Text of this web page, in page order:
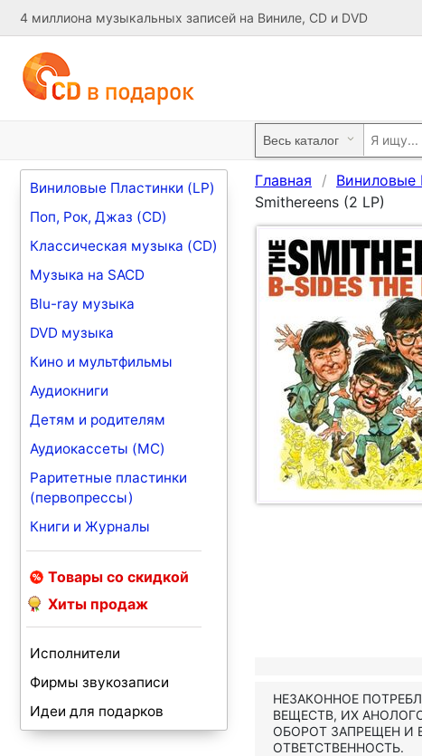
4 миллиона музыкальных записей на Виниле, CD и DVD
Виниловые Пластинки (LP)
Поп, Рок, Джаз (CD)
Классическая музыка (CD)
Музыка на SACD
Blu-ray музыка
DVD музыка
Кино и мультфильмы
Аудиокниги
Детям и родителям
Аудиокассеты (MC)
Раритетные пластинки
(первопрессы)
Книги и Журналы
Товары со скидкой
Хиты продаж
Исполнители
Фирмы звукозаписи
Идеи для подарков
Главная Виниловые
Smithereens (2 LP)
НЕЗАКОННОЕ
ВЕЩЕСТВ, ИХ
ОБОРОТ ЗАПРЕЩЕН И
ОТВЕТСТВЕННОСТЬ.